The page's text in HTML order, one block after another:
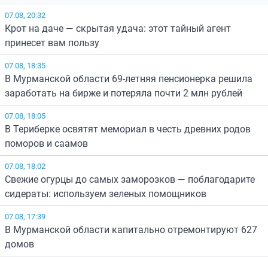
07.08, 20:32
Крот на даче — скрытая удача: этот тайный агент
принесет вам пользу
07.08, 18:35
В Мурманской области 69-летняя пенсионерка решила
заработать на бирже и потеряла почти 2 млн рублей
07.08, 18:05
В Териберке освятят мемориал в честь древних родов
поморов и саамов
07.08, 18:02
Свежие огурцы до самых заморозков — поблагодарите
сидераты: используем зеленых помощников
07.08, 17:39
В Мурманской области капитально отремонтируют 627
домов